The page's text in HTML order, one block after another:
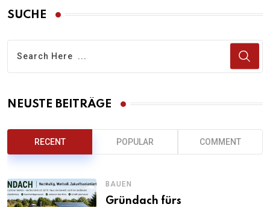
SUCHE
NEUSTE BEITRÄGE
RECENT POPULAR COMMENT
BAUEN
Gründach fürs